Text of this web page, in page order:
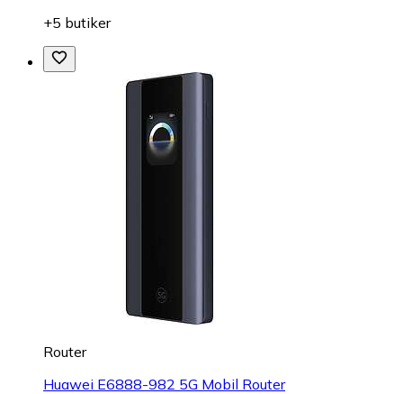
+5 butiker
Router
Huawei E6888-982 5G Mobil Router